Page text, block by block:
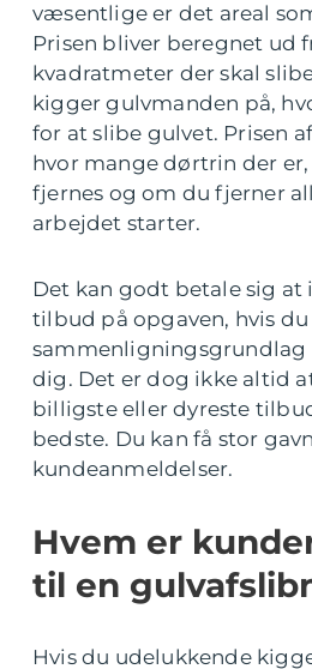
væsentlige er det areal
Prisen bliver beregnet ud
kvadratmeter der skal
kigger gulvmanden på,
for at slibe gulvet. Prisen
hvor mange dørtrin der
fjernes og om du fjerner
arbejdet starter.
Det kan godt betale sig at
tilbud på opgaven, hvis
dig. Det er dog ikke altid
billigste eller dyreste
bedste. Du kan få stor
kundeanmeldelser.
Hvem er
til en
Hvis du udelukkende